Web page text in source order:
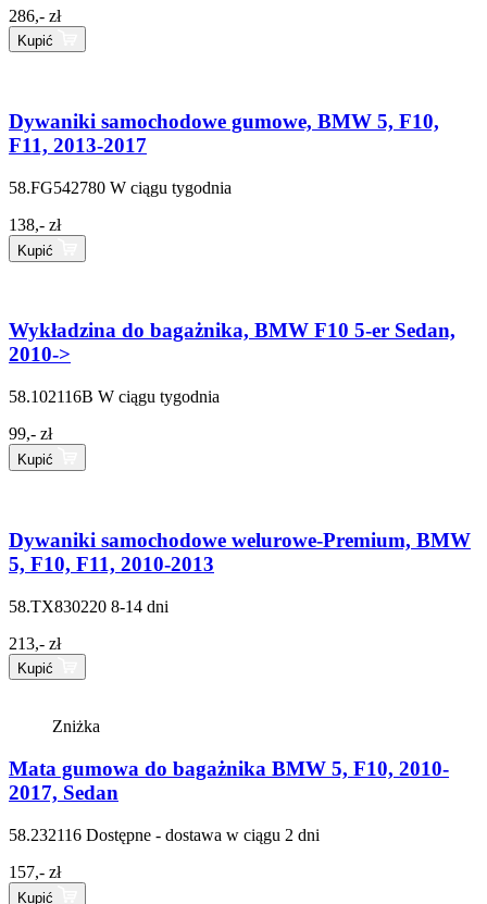
286,- zł
Kupić
Dywaniki samochodowe gumowe, BMW 5, F10,
F11, 2013-2017
58.FG542780 W ciągu tygodnia
138,- zł
Kupić
Wykładzina do bagażnika, BMW F10 5-er Sedan,
2010->
58.102116B W ciągu tygodnia
99,- zł
Kupić
Dywaniki samochodowe welurowe-Premium, BMW
5, F10, F11, 2010-2013
58.TX830220 8-14 dni
213,- zł
Kupić
Zniżka
Mata gumowa do bagażnika BMW 5, F10, 2010-
2017, Sedan
58.232116 Dostępne - dostawa w ciągu 2 dni
157,- zł
Kupić